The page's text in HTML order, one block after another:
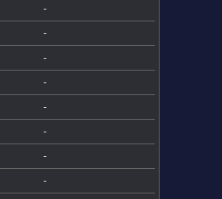
-
-
-
-
-
-
-
-